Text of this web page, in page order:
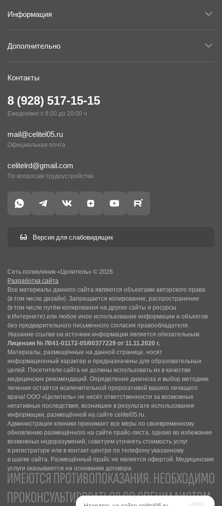
Информация
Дополнительно
Контакты
8 (928) 517-15-15
Ежедневно с 8:00 до 20:00 ч
mail@celitel05.ru
Официальная почта
celitelrd@gmail.com
По вопросам трудоустройства
Версия для слабовидящих
Сеть поликлиник «Целитель» © 2026
Разработка сайта
Все материалы данного сайта являются объектами авторского права
(в том числе дизайн). Запрещается копирование, распространение
(в том числе путём копирования на другие сайты и ресурсы
в Интернете) или любое иное использование информации и объектов
без предварительного письменного согласия правообладателя.
Указание ссылки на источник информации является обязательным.
Лицензия № Л041-01172-05/00377229 от 11.11.2020 г.
Материалы, размещённые на данной странице, носят
информационный характер и предназначены для образовательных
целей. Посетители сайта не должны использовать их в качестве
медицинских рекомендаций. Определение диагноза и выбор методики
лечения остаётся исключительной прерогативой вашего лечащего
врача! ООО «Целитель» не несёт ответственности за возможные
негативные последствия, возникшие в результате использования
информации, размещённой на сайте celitel05.ru.
Администрация клиники принимает все меры по своевременному
обновлению размещённого на сайте прайс-листа, однако во избежание
возможных недоразумений, советуем уточнять стоимость услуг
в регистратуре или в контакт-центре по телефону указанному
в шапке сайта. Размещённый прайс не является офертой. Медицинские
услуги оказываются на основании договора.